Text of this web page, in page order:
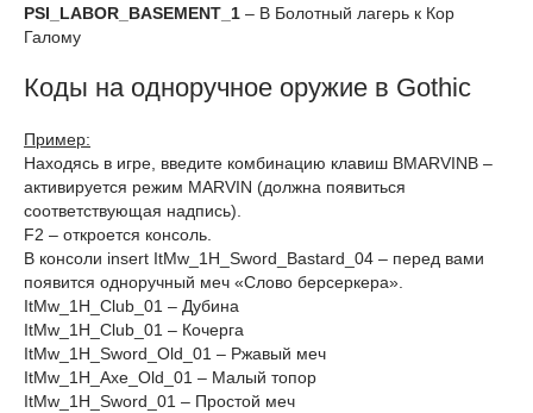
PSI_LABOR_BASEMENT_1 – В Болотный лагерь к Кор
Галому
Коды на одноручное оружие в Gothic
Пример:
Находясь в игре, введите комбинацию клавиш BMARVINB –
активируется режим MARVIN (должна появиться
соответствующая надпись).
F2 – откроется консоль.
В консоли insert ItMw_1H_Sword_Bastard_04 – перед вами
появится одноручный меч «Слово берсеркера».
ItMw_1H_Club_01 – Дубина
ItMw_1H_Club_01 – Кочерга
ItMw_1H_Sword_Old_01 – Ржавый меч
ItMw_1H_Axe_Old_01 – Малый топор
ItMw_1H_Sword_01 – Простой меч